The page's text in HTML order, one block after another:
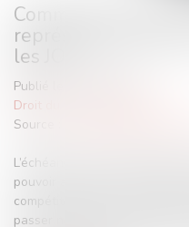
Comment les
représentants
les JO ?
Publié le :
Droit du travail - Salariés
Source :
L’échéance arrive désormais
pouvoir accéder aux
compétitions des JO, les
passer numérique. Dans